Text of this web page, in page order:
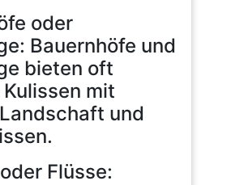
oder
Bauernhöfe und
bieten oft
mit
und
Flüsse: